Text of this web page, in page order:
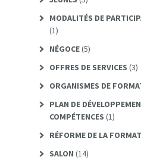
MODALITÉS DE
(1)
NÉGOCE(5)
OFFRES DE SERVICES (3)
ORGANISMES DE
PLAN DE
COMPÉTENCES (1)
RÉFORME DE LA
SALON (14)